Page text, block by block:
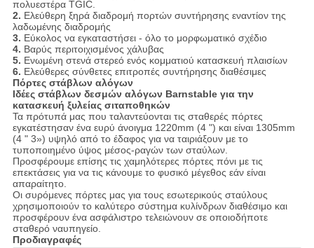
πολυεστέρα TGIC.
2. Ελεύθερη ξηρά διαδρομή πορτών συντήρησης εναντίον της
λαδωμένης διαδρομής
3. Εύκολος να εγκαταστήσει - όλο το μορφωματικό σχέδιο
4. Βαρύς περιτοιχισμένος χάλυβας
5. Ενωμένη στενά στερεό ενός κομματιού κατασκευή πλαισίων
6. Ελεύθερες σύνθετες επιτροπές συντήρησης διαθέσιμες
Πόρτες στάβλων αλόγων
Ιδέες στάβλων δεσμών αλόγων Barnstable για την
κατασκευή ξυλείας σιταποθηκών
Τα πρότυπά μας που ταλαντεύονται τις σταθερές πόρτες
εγκατέστησαν ένα ευρύ άνοιγμα 1220mm (4 ") και είναι 1305mm
(4 " 3») υψηλό από το έδαφος για να ταιριάξουν με το
τυποποιημένο ύψος μέσος-ραγών των σταύλων.
Προσφέρουμε επίσης τις χαμηλότερες πόρτες πόνι με τις
επεκτάσεις για να τις κάνουμε το φυσικό μέγεθος εάν είναι
απαραίτητο.
Οι συρόμενες πόρτες μας για τους εσωτερικούς σταύλους
χρησιμοποιούν το καλύτερο σύστημα κυλίνδρων διαθέσιμο και
προσφέρουν ένα ασφάλιστρο τελειώνουν σε οποιοδήποτε
σταθερό ναυπηγείο.
Προδιαγραφές